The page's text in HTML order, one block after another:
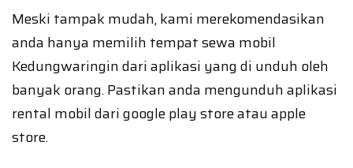
Meski tampak mudah, kami merekomendasikan
anda hanya memilih tempat sewa mobil
Kedungwaringin dari aplikasi yang di unduh oleh
banyak orang. Pastikan anda mengunduh aplikasi
rental mobil dari google play store atau apple
store.